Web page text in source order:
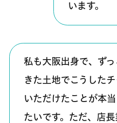
います。
私も大阪出身で、ずっ
きた土地でこうした
いただけたことが本
たいです。ただ、店